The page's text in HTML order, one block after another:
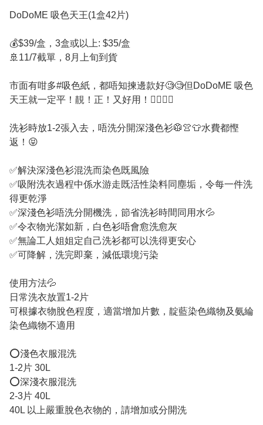
DoDoME 吸色天王(1盒42片)
💰$39/盒，3盒或以上: $35/盒
🚢11/7截單，8月上旬到貨
市面有咁多#吸色紙，都唔知揀邊款好🧐🧐但DoDoME 吸色
天王就一定平！靚！正！又好用！👍🏻👍🏻
洗衫時放1-2張入去，唔洗分開深淺色衫🥼👚👕水費都慳
返！😝
✅解決深淺色衫混洗而染色既風險
✅吸附洗衣過程中係水游走既活性染料同塵垢，令每一件洗
得更乾淨
✅深淺色衫唔洗分開機洗，節省洗衫時間同用水💦
✅令衣物光潔如新，白色衫唔會愈洗愈灰
✅無論工人姐姐定自己洗衫都可以洗得更安心
✅可降解，洗完即棄，減低環境污染
使用方法💦
日常洗衣放置1-2片
可根據衣物脫色程度，適當增加片數，靛藍染色織物及氨綸
染色織物不適用
⭕淺色衣服混洗
1-2片 30L
⭕深淺衣服混洗
2-3片 40L
40L 以上嚴重脫色衣物的，請增加或分開洗